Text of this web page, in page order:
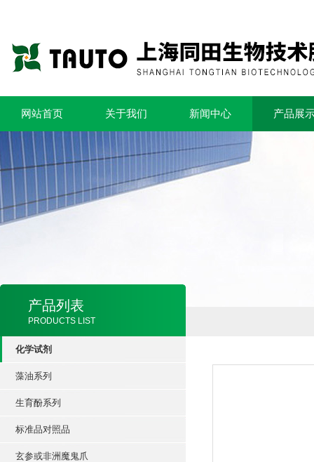
网站首页 关于我们 新闻中心 产品展
产品列表
PRODUCTS LIST
化学试剂
藻油系列
生育酚系列
标准品对照品
玄参或非洲魔鬼爪